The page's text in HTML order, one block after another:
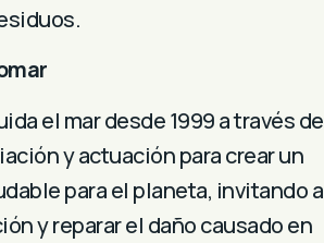
el mar desde 1999 a través de
y actuación para crear un
para el planeta, invitando a
y reparar el daño causado en